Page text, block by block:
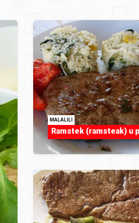
MALALILI
Ramstek (ramsteak) u